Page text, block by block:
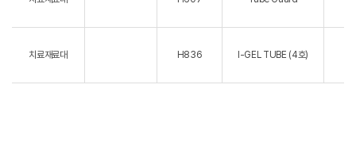
치료재료대 H836 I-GEL TUBE (4호)